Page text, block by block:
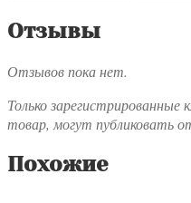
Отзывы
Отзывов пока нет.
Только
товар, могут публиковать
Похожие